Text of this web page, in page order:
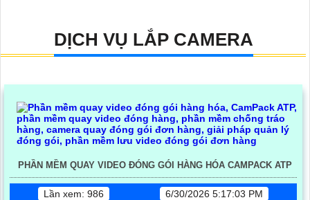
DỊCH VỤ LẮP CAMERA
PHẦN MỀM QUAY VIDEO ĐÓNG GÓI HÀNG HÓA CAMPACK ATP
Lần xem: 986
6/30/2026 5:17:03 PM